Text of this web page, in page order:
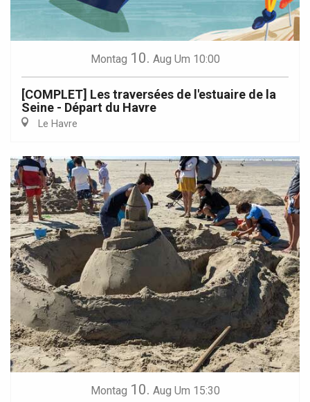
Montag 10. Aug Um 10:00
[COMPLET] Les traversées de l'estuaire de la
Seine - Départ du Havre
Le Havre
Montag 10. Aug Um 15:30